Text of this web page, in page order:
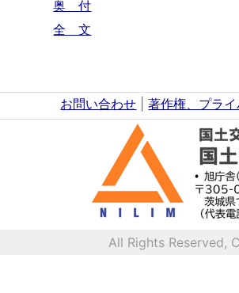
奥 付
全 文
お問い合わせ |著作権、プラ
All Rights Reserved,